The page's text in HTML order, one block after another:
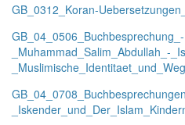
GB_0312_Koran-
GB_04_0506_Buchbesprechung_-
_Muhammad_Salim_Abdullah_-